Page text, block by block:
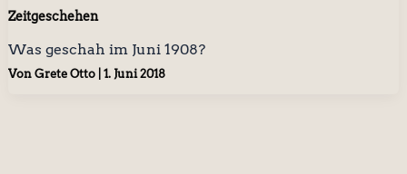
Zeitgeschehen
Was geschah im Juni 1908?
Von Grete Otto 1. Juni 2018